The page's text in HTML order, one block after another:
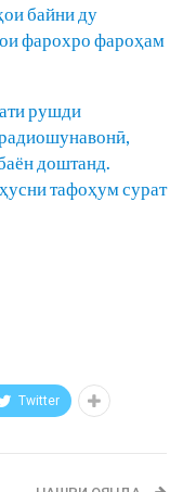
байни ду
фарохро фароҳам
рушди
доштанд.
тафоҳум сурат
Twitter